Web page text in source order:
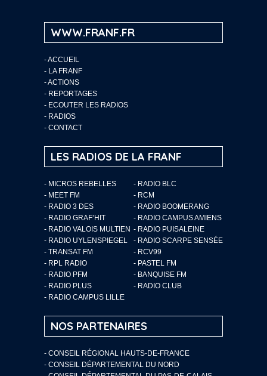
WWW.FRANF.FR
-ACCUEIL
- LA FRANF
-ACTIONS
- REPORTAGES
- ECOUTER LES RADIOS
- RADIOS
- CONTACT
LES RADIOS DE LA FRANF
- MICROS REBELLES
- RADIO BLC
- MEET FM
- RCM
- RADIO 3 DES
- RADIO BOOMERANG
- RADIO GRAF’HIT
- RADIO CAMPUS AMIENS
- RADIO VALOIS MULTIEN - RADIO PUISALEINE
- RADIO UYLENSPIEGEL
- RADIO SCARPE SENSÉE
- TRANSAT FM
- RCV99
- RPL RADIO
- PASTEL FM
- RADIO PFM
- BANQUISE FM
- RADIO PLUS
- RADIO CLUB
- RADIO CAMPUS LILLE
NOS PARTENAIRES
- CONSEIL RÉGIONAL HAUTS-DE-FRANCE
- CONSEIL DÉPARTEMENTAL DU NORD